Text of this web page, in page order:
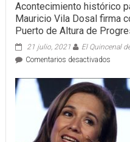
Acontecimiento histórico
Mauricio Vila Dosal firma
Puerto de Altura de
21 julio, 2021
El Quincenal
Comentarios desactivadosen
para